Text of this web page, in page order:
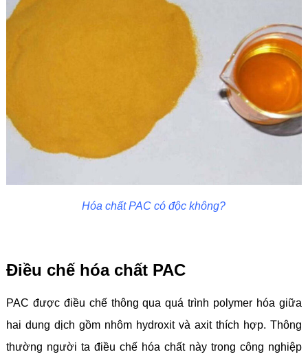
Hóa chất PAC có độc không?
Điều chế hóa chất PAC
PAC được điều chế thông qua quá trình polymer hóa giữa
hai dung dịch gồm nhôm hydroxit và axit thích hợp. Thông
thường người ta điều chế hóa chất này trong công nghiệp